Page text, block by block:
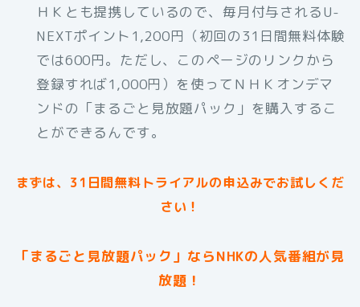
ＨＫとも提携しているので、毎月付与されるU-
NEXTポイント1,200円（初回の31日間無料体験
では600円。ただし、このページのリンクから
登録すれば1,000円）を使ってＮＨＫオンデマ
ンドの「まるごと見放題パック」を購入するこ
とができるんです。
まずは、31日間無料トライアルの申込みでお試しくだ
さい！
「まるごと見放題パック」ならNHKの人気番組が見
放題！